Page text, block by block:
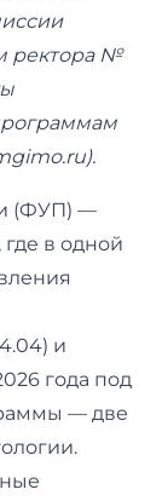
ректора №
(ФУП) —
в одной
и
года под
— две